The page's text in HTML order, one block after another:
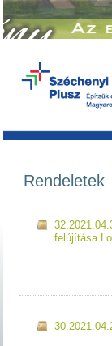
Rendeletek
felújítása